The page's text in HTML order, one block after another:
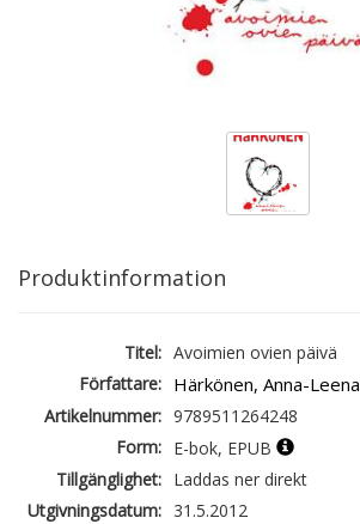
Produktinformation
Titel: Avoimien ovien päivä
Författare: Härkönen, Anna-Leena
Artikelnummer: 9789511264248
Form: E-bok, EPUB
Tillgänglighet: Laddas ner direkt
Utgivningsdatum: 31.5.2012